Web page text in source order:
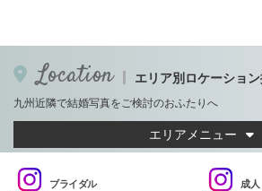
Location エリア別ロケーショ
九州近隣で結婚写真をご検討のおふたりへ
エリアメニュー
ブライダル 成人